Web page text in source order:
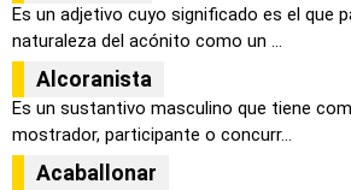
Es un adjetivo cuyo significado es el que
naturaleza del acónito como un ...
Alcoranista
Es un sustantivo masculino que tiene
mostrador, participante o concurr...
Acaballonar